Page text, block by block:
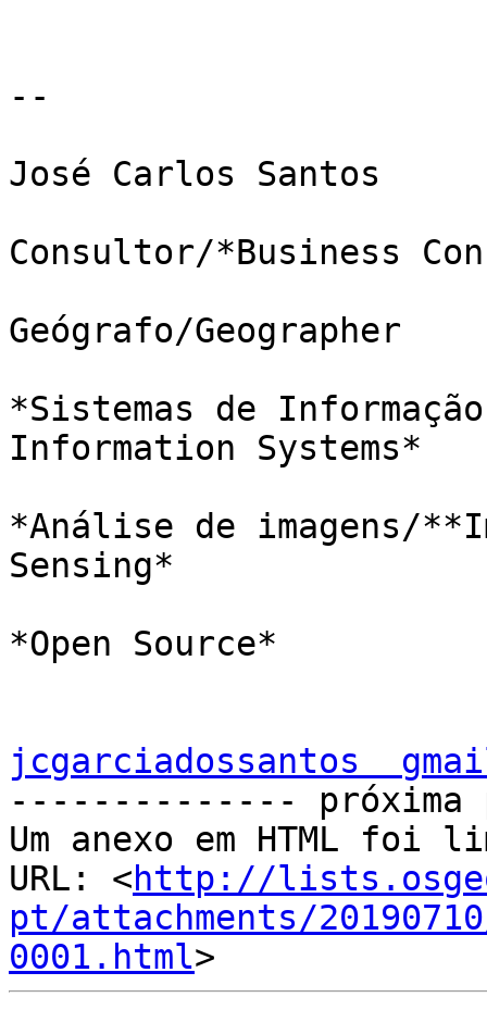
--
José Carlos Santos
Consultor/*Business
Geógrafo/Geographer
*Sistemas de
Information Systems*
*Análise de imagens/
Sensing*
*Open Source*
jcgarciadossantos
--------------
Um anexo em HTML foi
URL: <http://
pt/attachments/
0001.html